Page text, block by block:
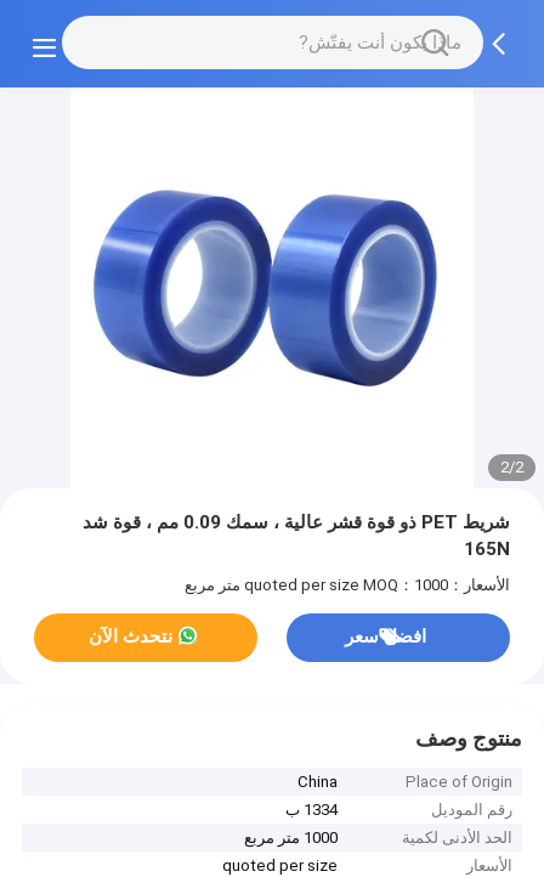
2/2
شريط PET ذو قوة قشر عالية ، سمك 0.09 مم ، قوة شد
165N
الأسعار：quoted per size MOQ：1000 متر مربع
افضل سعر نتحدث الآن
منتوج وصف
Place of Origin
China
رقم الموديل
1334 ب
الحد الأدنى لكمية
1000 متر مربع
الأسعار
quoted per size